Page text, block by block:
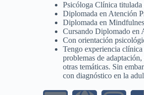
Psicóloga Clínica
Diplomada en Atención
Diplomada en
Cursando Diplomado en
Con orientación
Tengo experiencia
problemas de
otras temáticas. Sin
con diagnóstico en la